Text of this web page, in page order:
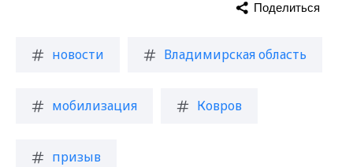
новости Владимирская область
мобилизация Ковров
призыв
Поделиться